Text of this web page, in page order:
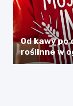
Od kawy
roślinne w